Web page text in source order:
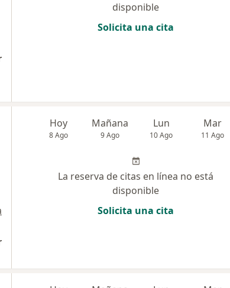
disponible
Solicita una cita
Hoy
8 Ago
Mañana
9 Ago
Lun
10 Ago
Mar
11 Ago
La reserva de citas en línea no está
disponible
Solicita una cita